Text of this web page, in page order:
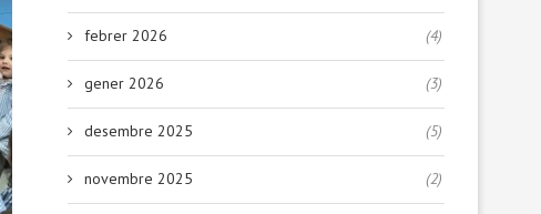
febrer 2026 (4)
gener 2026 (3)
desembre 2025 (5)
novembre 2025 (2)